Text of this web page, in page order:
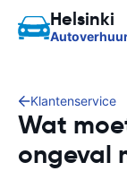
Helsinki
Klantenservice
Wat
ongeval